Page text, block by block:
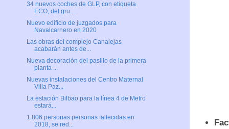
34 nuevos coches de GLP, con etiqueta
ECO, del gru...
Nuevo edificio de juzgados para
Navalcarnero en 2020
Las obras del complejo Canalejas
acabarán antes de...
Nueva decoración del pasillo de la primera
planta ...
Nuevas instalaciones del Centro Maternal
Villa Paz...
La estación Bilbao para la línea 4 de Metro
estará...
1.806 personas personas fallecidas en
2018, se red...